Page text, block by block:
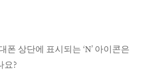
폰 상단에 표시되는 ‘N’ 아이콘은
요?